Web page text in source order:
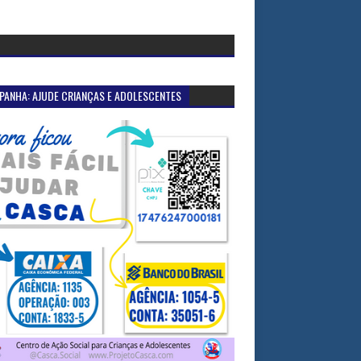
AJUDE CRIANÇAS E ADOLESCENTES